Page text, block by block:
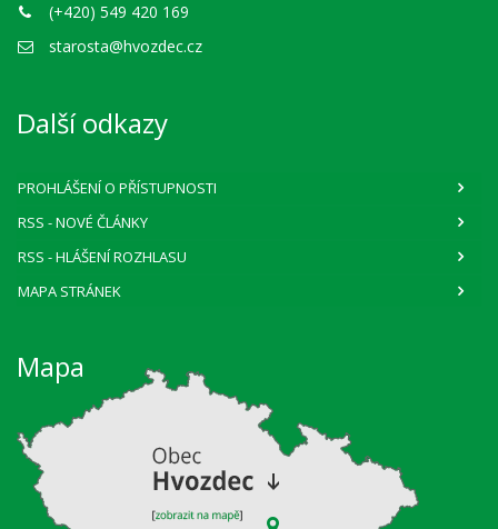
(+420) 549 420 169
starosta@hvozdec.cz
Další odkazy
PROHLÁŠENÍ O PŘÍSTUPNOSTI
RSS - NOVÉ ČLÁNKY
RSS - HLÁŠENÍ ROZHLASU
MAPA STRÁNEK
Mapa